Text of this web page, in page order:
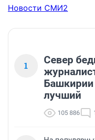
Новости СМИ2
1
Север
Башкирии
лучший
105 886